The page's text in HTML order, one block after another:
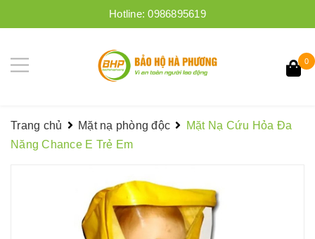
Hotline:0986895619
0
Trang chủ Mặt nạ phòng độc
Mặt Nạ Cứu Hỏa Đa
Năng Chance E Trẻ Em